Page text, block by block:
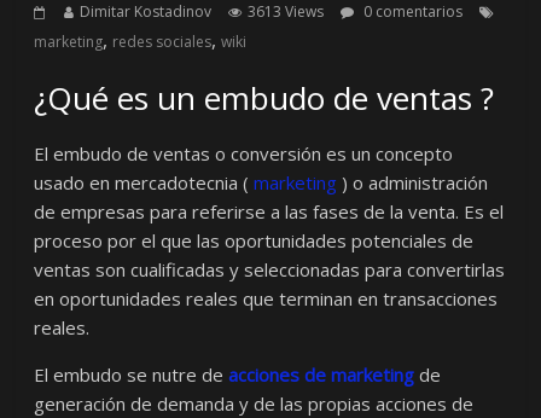
Dimitar Kostadinov 3613 Views
0 comentarios
marketing, redes sociales,wiki
¿Qué es un embudo de ventas ?
El embudo de ventas o conversión es un concepto
usado en mercadotecnia (marketing ) o administración
de empresas para referirse a las fases de la venta. Es el
proceso por el que las oportunidades potenciales de
ventas son cualificadas y seleccionadas para convertirlas
en oportunidades reales que terminan en transacciones
reales.​
El embudo se nutre deacciones de marketing de
generación de demanda y de las propias acciones de